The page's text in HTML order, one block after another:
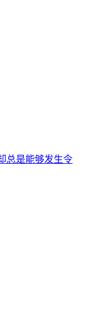
总是能够发生令